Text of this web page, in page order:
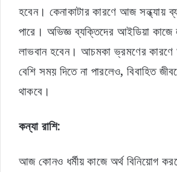
হবেন। কেনাকাটার কারণে আজ সন্ধ্যায়
পারে। অভিজ্ঞ ব্যক্তিদের আইডিয়া কাজে
লাভবান হবেন। আচমকা ভ্রমণের
বেশি সময় দিতে না পারলেও, বিবাহিত
থাকবে।
কন্যা রাশি:
আজ কোনও ধর্মীয় কাজে অর্থ বিনিয়োগ